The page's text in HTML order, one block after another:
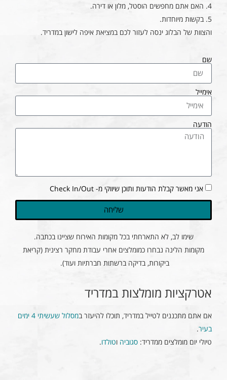
4. האם אתם מחפשים הוסטל, מלון או דירה.
5. בקשות מיוחדות.
והצוות של הבלוג ינסה לעזור לכם במציאת איפה לישון במדריד.
שם
אימייל
הודעה
אני מאשר קבלת הודעות ותוכן שיווקי מ- Check In/Out
שליחה
שימו לב, לא התארחתי בכל מקומות האירוח שציינו בכתבה.
מקומות הלינה נבחרו כמומלצים אחרי עבודת מחקר רצינית (קריאת
ביקורות, בדיקה ברשתות חברתיות ועוד).
אטרקציות מומלצות במדריד
אם אתם מתכננים לטייל במדריד, תוכלו להיעזר ב
מסלול שעשיתי 4 ימים
בעיר.
טיולי יום מומלצים ממדריד: סגוביה וטולדו.